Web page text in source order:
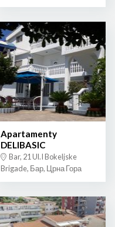
Apartamenty
DELIBASIC
Bar, 21 Ul.I Bokeljske
Brigade, Бар, Црна Гора